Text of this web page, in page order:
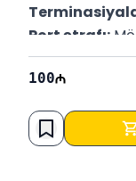
Port ətrafı:
Plastik:
Zəmanət:
100